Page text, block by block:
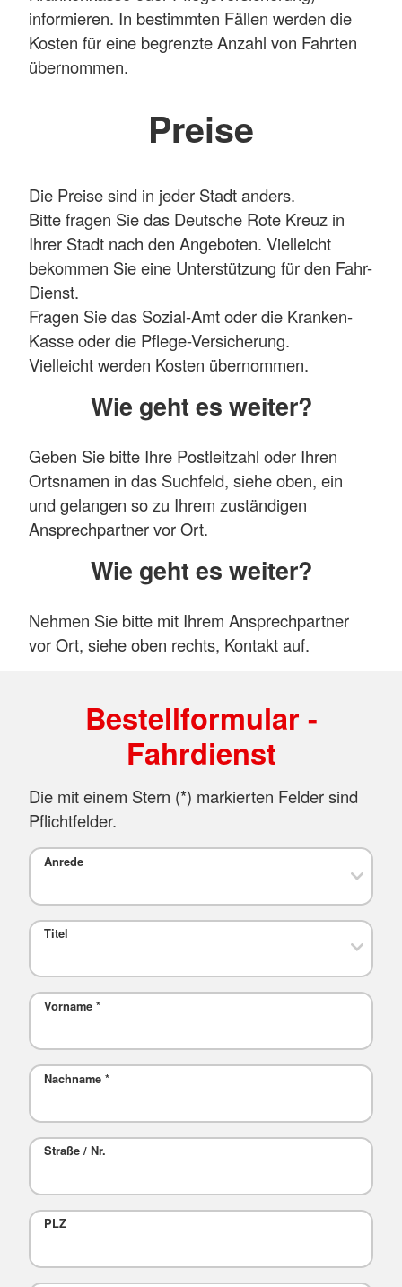
informieren. In bestimmten Fällen werden die
Kosten für eine begrenzte Anzahl von Fahrten
übernommen.
Preise
Die Preise sind in jeder Stadt anders.
Bitte fragen Sie das Deutsche Rote Kreuz in
Ihrer Stadt nach den Angeboten. Vielleicht
bekommen Sie eine Unterstützung für den Fahr-
Dienst.
Fragen Sie das Sozial-Amt oder die Kranken-
Kasse oder die Pflege-Versicherung.
Vielleicht werden Kosten übernommen.
Wie geht es weiter?
Geben Sie bitte Ihre Postleitzahl oder Ihren
Ortsnamen in das Suchfeld, siehe oben, ein
und gelangen so zu Ihrem zuständigen
Ansprechpartner vor Ort.
Wie geht es weiter?
Nehmen Sie bitte mit Ihrem Ansprechpartner
vor Ort, siehe oben rechts, Kontakt auf.
Bestellformular -
Fahrdienst
Die mit einem Stern (*) markierten Felder sind
Pflichtfelder.
Anrede
Titel
Vorname *
Nachname *
Straße / Nr.
PLZ